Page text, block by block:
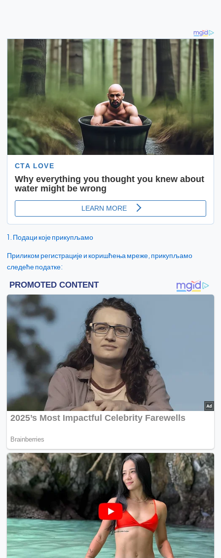
1. Подаци које прикупљамо
Приликом регистрације и коришћења мреже, прикупљамо
следеће податке: